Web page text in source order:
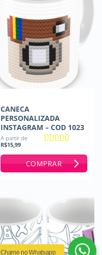
CANECA
PERSONALIZADA
INSTAGRAM – COD 1023
A partir de
R$15,99
COMPRAR
Chame no Whatsapp